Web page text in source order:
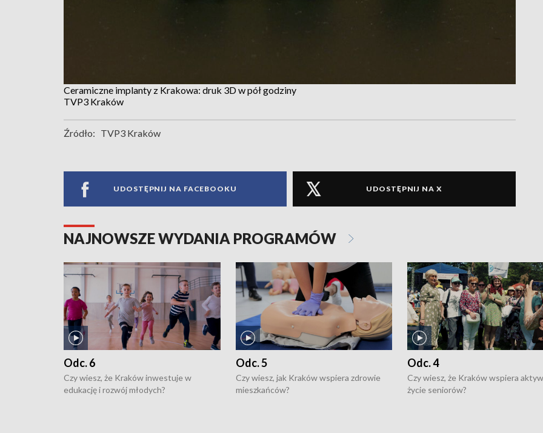
Ceramiczne implanty z Krakowa: druk 3D w pół godziny
TVP3 Kraków
Źródło: TVP3 Kraków
UDOSTĘPNIJ NA FACEBOOKU UDOSTĘPNIJ NA X
NAJNOWSZE WYDANIA PROGRAMÓW
Odc. 6
Czy wiesz, że Kraków inwestuje w
edukację i rozwój młodych?
Odc. 5
Czy wiesz, jak Kraków wspiera zdrowie
mieszkańców?
Odc. 4
Czy wiesz, że Kraków wspiera
życie seniorów?